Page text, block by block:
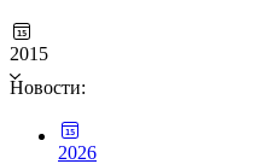
2015
Новости:
2026